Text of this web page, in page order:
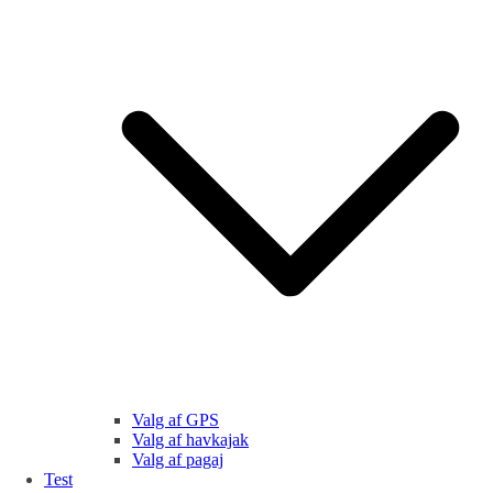
Valg af GPS
Valg af havkajak
Valg af pagaj
Test